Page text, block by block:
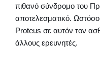
πιθανό σύνδρομο του
αποτελεσματικό.
Proteus σε αυτόν τον
άλλους ερευνητές.